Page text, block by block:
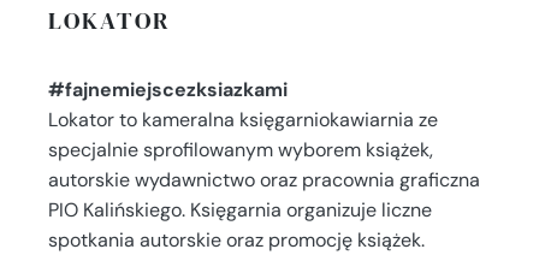
LOKATOR
#fajnemiejscezksiazkami
Lokator to kameralna księgarniokawiarnia ze
specjalnie sprofilowanym wyborem książek,
autorskie wydawnictwo oraz pracownia graficzna
PIO Kalińskiego. Księgarnia organizuje liczne
spotkania autorskie oraz promocję książek.